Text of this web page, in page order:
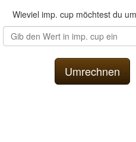
Wieviel imp. cup möchtest du